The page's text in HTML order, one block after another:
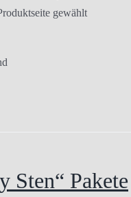
gewählt
Sten“ Pakete